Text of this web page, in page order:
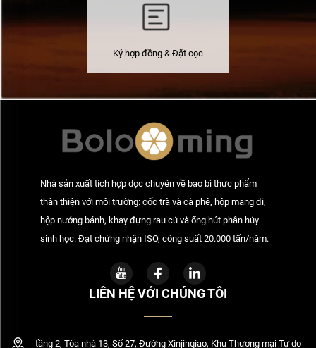
Ký hợp đồng & Đặt cọc
Nhà sản xuất tích hợp dọc chuyên về bao bì thực phẩm
thân thiện với môi trường: cốc trà và cà phê, hộp mang đi,
hộp nướng bánh, khay đựng rau củ và ống hút phân hủy
sinh học. Đạt chứng nhận ISO, công suất 20.000 tấn/năm.
LIÊN HỆ VỚI CHÚNG TÔI
tầng 2, Tòa nhà 13, Số 27, Đường Xinjinqiao, Khu Thương mại Tự do